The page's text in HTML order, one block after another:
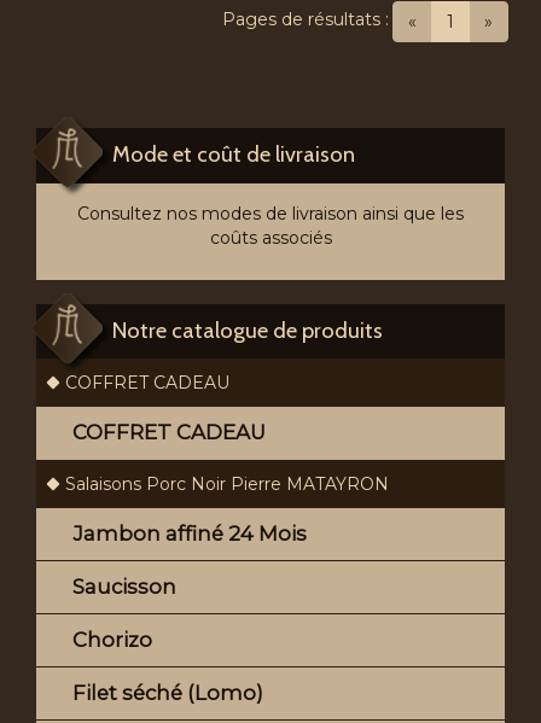
« 1 (current)
»
Pages de résultats :
Mode et coût de livraison
Consultez nos modes de livraison ainsi que les
coûts associés
Notre catalogue de produits
COFFRET CADEAU
COFFRET CADEAU
Salaisons Porc Noir Pierre MATAYRON
Jambon affiné 24 Mois
Saucisson
Chorizo
Filet séché (Lomo)